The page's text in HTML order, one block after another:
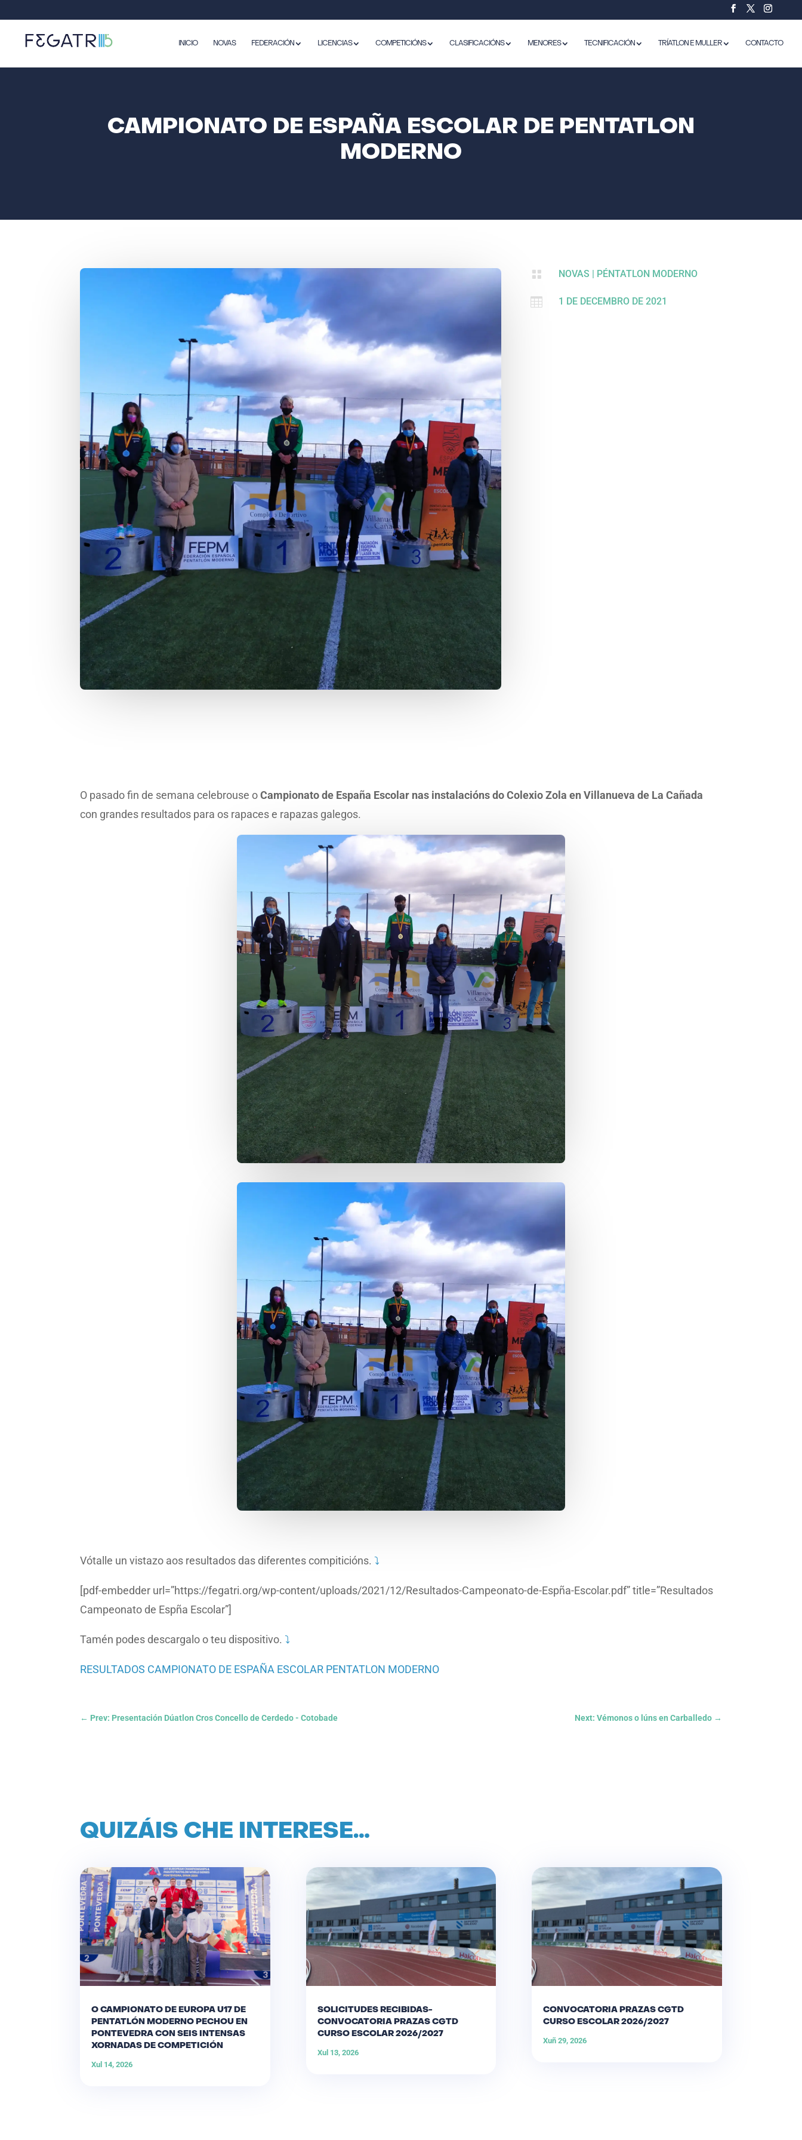
INICIO NOVAS FEDERACIÓN LICENCIAS COMPETICIÓNS CLASIFICACIÓNS MENORES TECNIFICACIÓN TRÍATLON E MULLER CONTACTO
CAMPIONATO DE ESPAÑA ESCOLAR DE PENTATLON
MODERNO
 NOVAS | PÉNTATLON MODERNO
 1 DE DECEMBRO DE 2021
O pasado fin de semana celebrouse oCampionato de España Escolar nas instalacións do Colexio Zola en Villanueva de La Cañada
con grandes resultados para os rapaces e rapazas galegos.
Vótalle un vistazo aos resultados das diferentes compiticións.⤵️
[pdf-embedder url=”https://fegatri.org/wp-content/uploads/2021/12/Resultados-Campeonato-de-Espña-Escolar.pdf” title=”Resultados
Campeonato de Espña Escolar”]
Tamén podes descargalo o teu dispositivo.⤵️
RESULTADOS CAMPIONATO DE ESPAÑA ESCOLAR PENTATLON MODERNO
← Prev: Presentación Dúatlon Cros Concello de Cerdedo - Cotobade Next: Vémonos o lúns en Carballedo→
QUIZÁIS CHE INTERESE…
O CAMPIONATO DE EUROPA U17 DE
PENTATLÓN MODERNO PECHOU EN
PONTEVEDRA CON SEIS INTENSAS
XORNADAS DE COMPETICIÓN
Xul 14, 2026
SOLICITUDES RECIBIDAS-
CONVOCATORIA PRAZAS CGTD
CURSO ESCOLAR 2026/2027
Xul 13, 2026
CONVOCATORIA PRAZAS CGTD
CURSO ESCOLAR 2026/2027
Xuñ 29, 2026